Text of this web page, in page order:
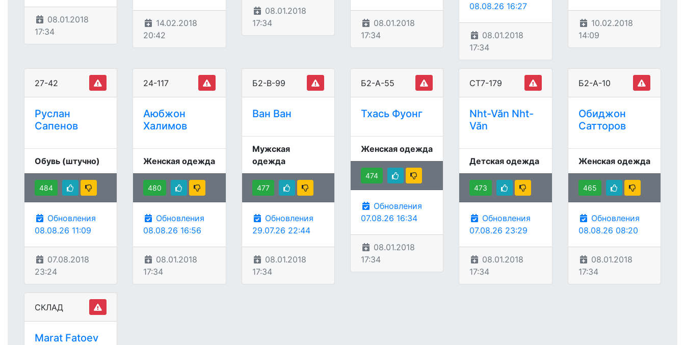
08.01.2018
17:34
14.02.2018
20:42
08.01.2018
17:34
08.01.2018
17:34
08.08.26 16:27
08.01.2018
17:34
10.02.2018
14:09
27-42
Руслан
Сапенов
Обувь (штучно)
484
Обновления
08.08.26 11:09
07.08.2018
23:24
24-117
Аюбжон
Халимов
Женская одежда
480
Обновления
08.08.26 16:56
08.01.2018
17:34
Б2-В-99
Ван Ван
Мужская
одежда
477
Обновления
29.07.26 22:44
08.01.2018
17:34
Б2-А-55
Тхась Фуонг
Женская одежда
474
Обновления
07.08.26 16:34
08.01.2018
17:34
СТ7-179
Nht-Văn Nht-
Văn
Детская одежда
473
Обновления
07.08.26 23:29
08.01.2018
17:34
Б2-А-10
Обиджон
Сатторов
Женская одежда
465
Обновления
08.08.26 08:20
08.01.2018
17:34
СКЛАД
Marat Fatoev